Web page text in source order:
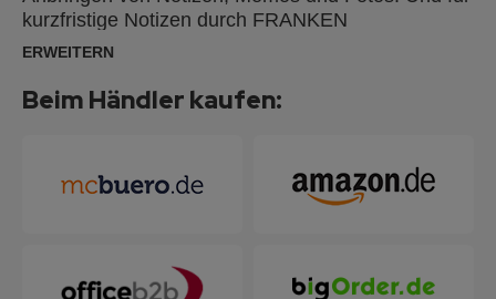
kurzfristige Notizen durch FRANKEN
Tafelschreiber mit alkoholgelöster Tinte geeignet.
Ablageschale und Zubehör für die
wahlweise im Hoch- oder Querformat erfolgen.
ERWEITERN
Beim Händler kaufen: